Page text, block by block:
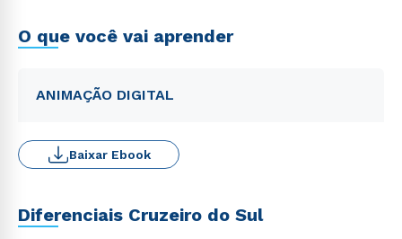
O que você vai aprender
ANIMAÇÃO DIGITAL
Baixar Ebook
Diferenciais Cruzeiro do Sul